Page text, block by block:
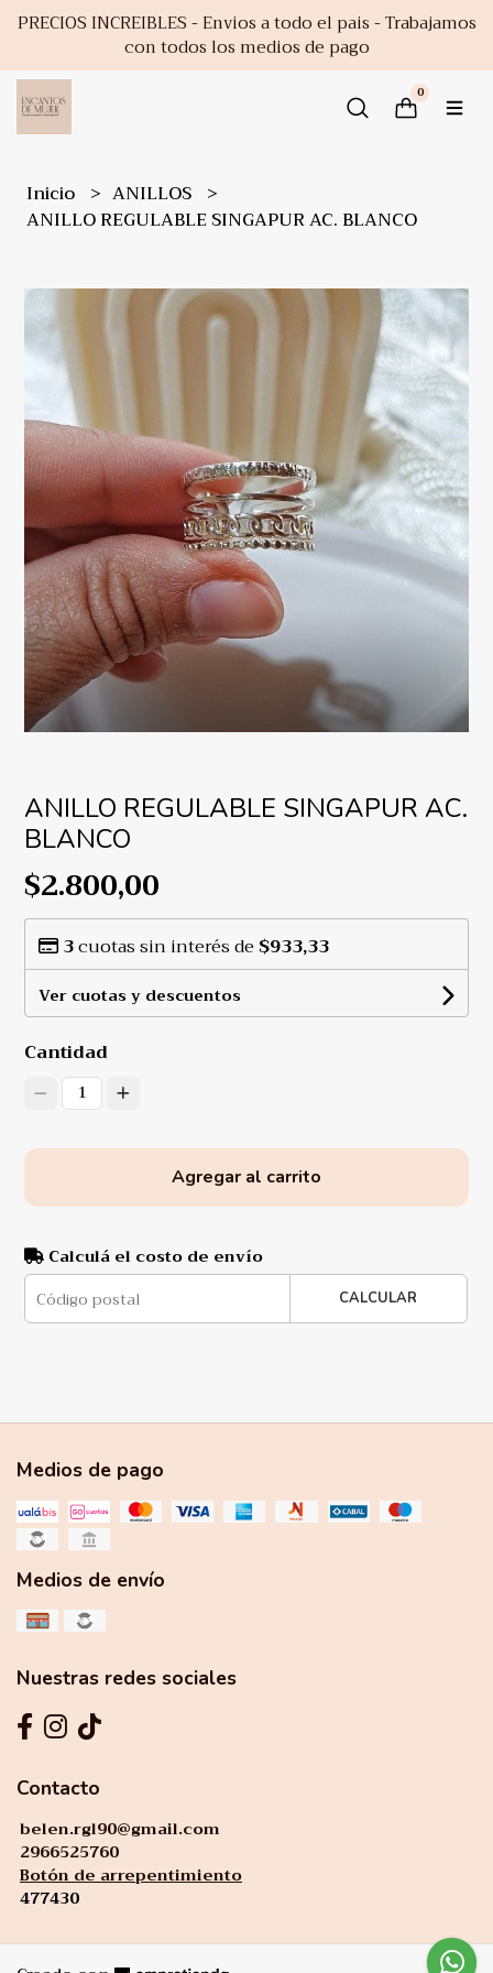
PRECIOS INCREIBLES - Envios a todo el pais - Trabajamos
con todos los medios de pago
0
Inicio
ANILLOS
ANILLO REGULABLE SINGAPUR AC. BLANCO
ANILLO REGULABLE SINGAPUR AC.
BLANCO
$2.800,00
3cuotas sin interés de $933,33
Ver cuotas y descuentos
Cantidad
1
Agregar al carrito
Calculá el costo de envío
CALCULAR
Medios de pago
Medios de envío
Nuestras redes sociales
Contacto
belen.rgl90@gmail.com
2966525760
Botón de arrepentimiento
477430